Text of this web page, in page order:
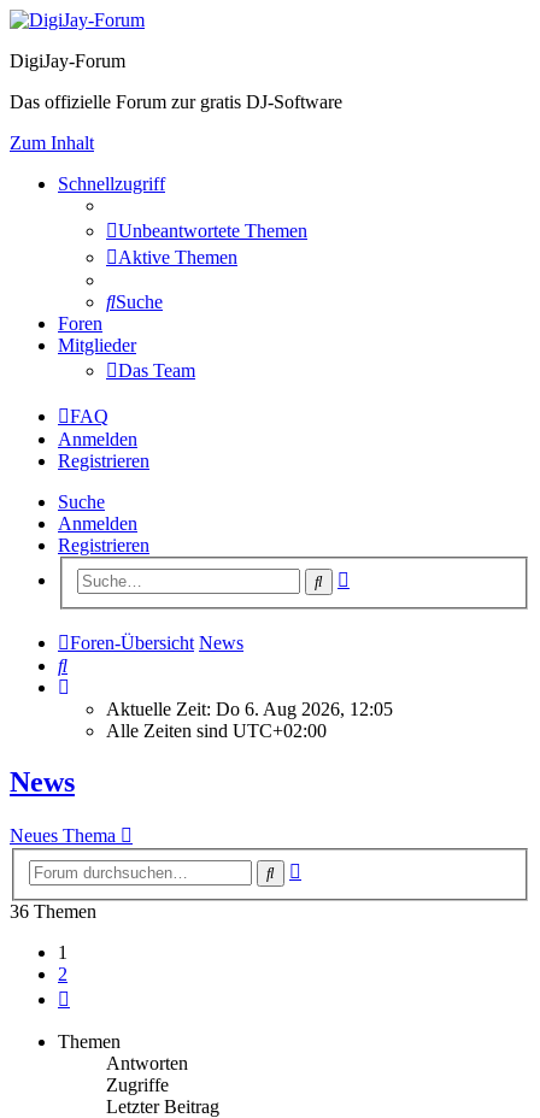
DigiJay-Forum
Das offizielle Forum zur gratis DJ-Software
Zum Inhalt
Schnellzugriff
Unbeantwortete Themen
Aktive Themen
Suche
Foren
Mitglieder
Das Team
FAQ
Anmelden
Registrieren
Suche
Anmelden
Registrieren
Suche
Foren-Übersicht News
Suche
Aktuelle Zeit: Do 6. Aug 2026, 12:05
Alle Zeiten sind UTC+02:00
News
Neues Thema
Suche
36 Themen
1
2
Themen
Antworten
Zugriffe
Letzter Beitrag